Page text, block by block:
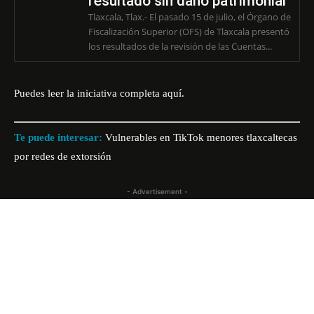
Tlaxcala, Tlax.- El pasado 15 de julio, el Órgano de
Fiscalización Superior (OFS) de Tlaxcala presentó
los resultados de la revisión de las Cuentas...
Puedes leer la iniciativa completa aquí.
Te puede interesar: Vulnerables en TikTok menores tlaxcaltecas
por redes de extorsión
- Advertisement -